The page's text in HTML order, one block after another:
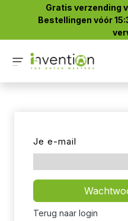
Overslaan naar inhoud
Gratis verzending
Bestellingen vóór
Je e-mail
Terug naar login